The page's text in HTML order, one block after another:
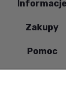
Informacje
Zakupy
Pomoc